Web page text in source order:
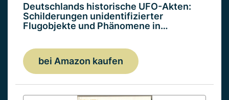
Deutschlands historische UFO-Akten:
Schilderungen unidentifizierter
Flugobjekte und Phänomene in…
bei Amazon kaufen